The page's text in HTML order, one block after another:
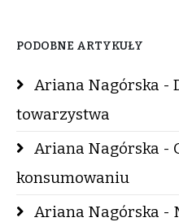
PODOBNE ARTYKUŁY
Ariana Nagórska -
towarzystwa
Ariana Nagórska -
konsumowaniu
Ariana Nagórska -